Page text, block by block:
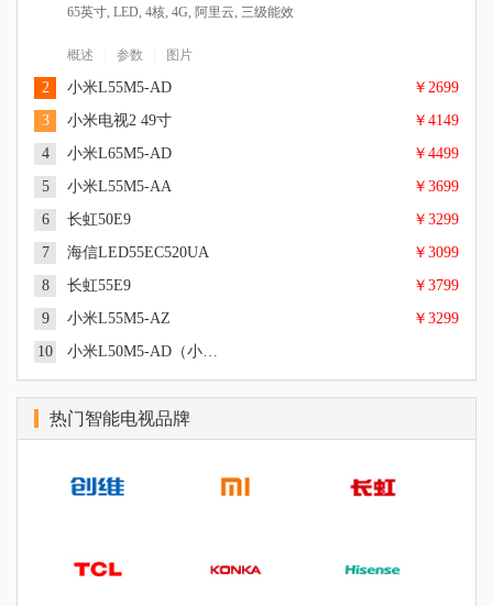
65英寸, LED, 4核, 4G, 阿里云, 三级能效
概述 参数 图片
2 小米L55M5-AD ￥2699
55英寸, 超高清4K, Cortex A53 四核 1.5GHz, 8G, PatchWall, 三级
3 小米电视2 49寸 ￥4149
49英寸, 超高清4K, 硬屏, LED, 四核 Cortex-A9架构 1.45GHz, 2GB
DDR3 双通道, 8GB eMMC 高速闪存, MIUI TV, 偏光式3D
4 小米L65M5-AD ￥4499
65英寸, 超高清4K, LED, Cortex A53 四核 up to 1.5GHz, MIUI TV
版, 逐行扫描, DOLBY AUDIO、DTS-HD音频双解码
5 小米L55M5-AA ￥3699
55英寸, 超高清4K, LED, Amlogic T968 Cortex A53 四核 1.8GHz,
2GB DDR3 双通道, 三级能效
6 长虹50E9 ￥3299
50英寸, 超高清4K, LED, 逐行扫描, 三级能效
概述 | 参数 | 图片
7 海信LED55EC520UA ￥3099
核 GPU Mali450 +NEON四核协处理器, 1.5GB, 4GB, SMART TV
操作系统（VIDAA界面）, 逐行扫描, Dolby解码+DTS, 五段式均
衡, 二级能效
概述 | 参数 | 图片
8 长虹55E9 ￥3799
55英寸, 超高清4K, LED, 逐行扫描, 三级能效
9 小米L55M5-AZ ￥3299
概述 | 参数
10
50英寸, 超高清4K, 64位Cortex A53 四核1.5GHz
热门智能电视品牌